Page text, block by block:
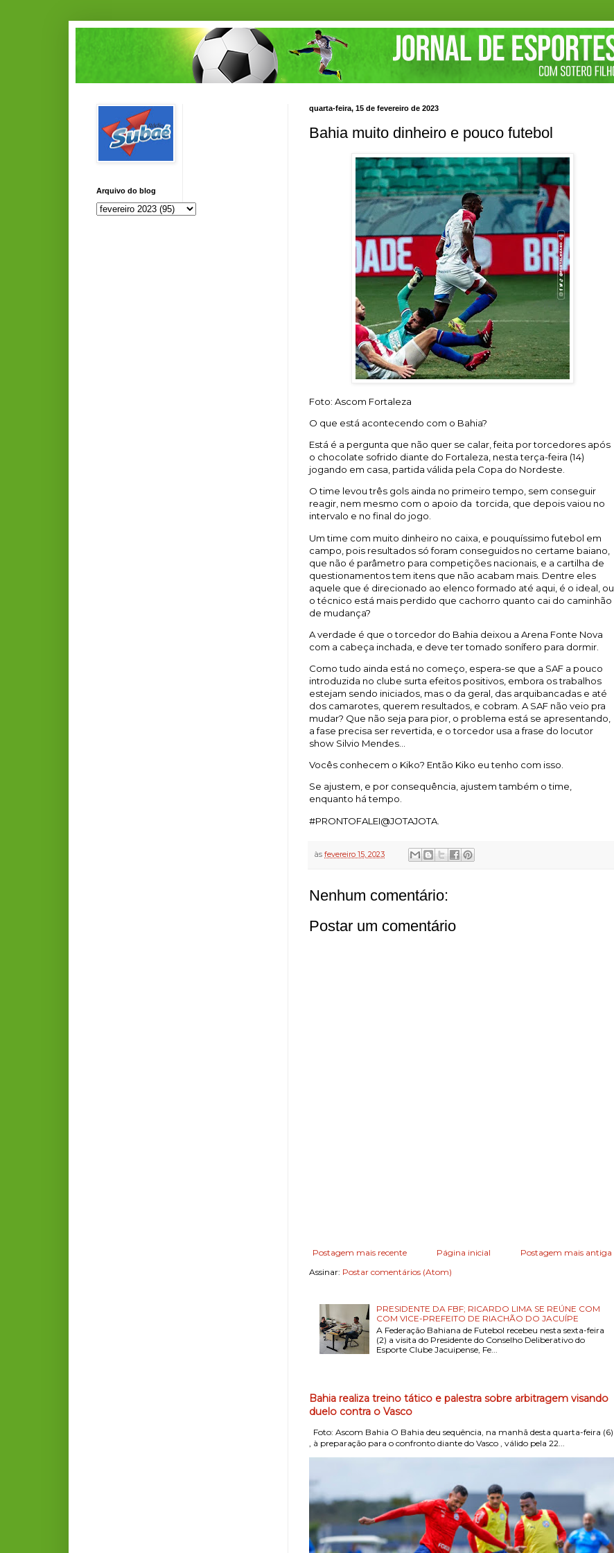
quarta-feira, 15 de fevereiro de 2023
Bahia muito dinheiro e pouco futebol
Foto: Ascom Fortaleza
O que está acontecendo com o Bahia?
Está é a pergunta que não quer se calar, feita por torcedores após
o chocolate sofrido diante do Fortaleza, nesta terça-feira (14)
jogando em casa, partida válida pela Copa do Nordeste.
O time levou três gols ainda no primeiro tempo, sem conseguir
reagir, nem mesmo com o apoio da torcida, que depois vaiou no
intervalo e no final do jogo.
Um time com muito dinheiro no caixa, e pouquíssimo futebol em
campo, pois resultados só foram conseguidos no certame baiano,
que não é parâmetro para competições nacionais, e a cartilha de
questionamentos tem itens que não acabam mais. Dentre eles
aquele que é direcionado ao elenco formado até aqui, é o ideal, ou
o técnico está mais perdido que cachorro quanto cai do caminhão
de mudança?
A verdade é que o torcedor do Bahia deixou a Arena Fonte Nova
com a cabeça inchada, e deve ter tomado sonífero para dormir.
Como tudo ainda está no começo, espera-se que a SAF a pouco
introduzida no clube surta efeitos positivos, embora os trabalhos
estejam sendo iniciados, mas o da geral, das arquibancadas e até
dos camarotes, querem resultados, e cobram. A SAF não veio pra
mudar? Que não seja para pior, o problema está se apresentando,
a fase precisa ser revertida, e o torcedor usa a frase do locutor
show Silvio Mendes...
Vocês conhecem o Kiko? Então Kiko eu tenho com isso.
Se ajustem, e por consequência, ajustem também o time,
enquanto há tempo.
#PRONTOFALEI@JOTAJOTA.
às fevereiro 15, 2023
Nenhum comentário:
Postar um comentário
Postagem mais recente Postagem mais antiga
Página inicial
Assinar: Postar comentários (Atom)
PRESIDENTE DA FBF; RICARDO LIMA SE REÚNE COM
COM VICE-PREFEITO DE RIACHÃO DO JACUÍPE
A Federação Bahiana de Futebol recebeu nesta sexta-feira
(2) a visita do Presidente do Conselho Deliberativo do
Esporte Clube Jacuipense, Fe...
Bahia realiza treino tático e palestra sobre arbitragem visando
duelo contra o Vasco
Foto: Ascom Bahia O Bahia deu sequência, na manhã desta quarta-feira (6)
, à preparação para o confronto diante do Vasco , válido pela 22...
Arquivo do blog